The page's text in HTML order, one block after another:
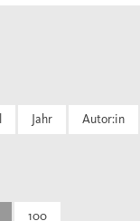
Jahr Autor:in
100